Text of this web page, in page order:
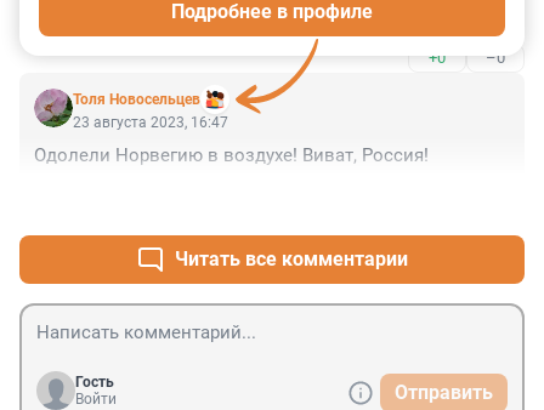
то летает недалеко, зачем ему ещё и в море?
+0 –0
Толя Новосельцев
Подробнее в профиле
23 августа 2023, 16:47
Одолели Норвегию в воздухе! Виват, Россия!
Читать все комментарии
Гость
Войти
Отправить